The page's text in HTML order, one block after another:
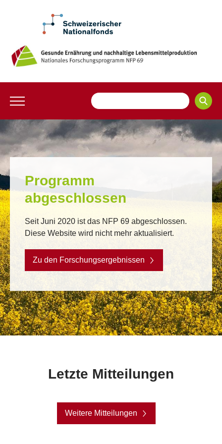
Programm
abgeschlossen
Seit Juni 2020 ist das NFP 69​ abgeschlossen.
Diese Website wird nicht mehr aktualisiert.
Zu den Forschungsergebnissen
Letzte Mitteilungen
Weitere Mitteilungen